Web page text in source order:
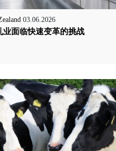
03.06.2026
业面临快速变革的挑战